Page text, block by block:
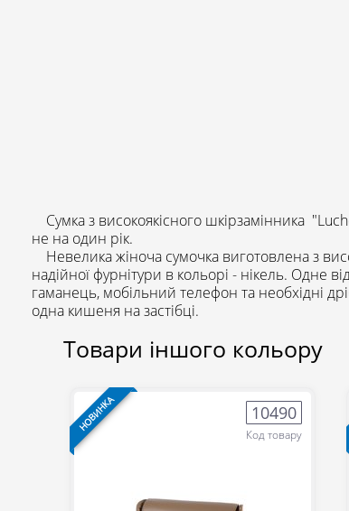
Сумка з високоякісного шкірзамінника
не на один рік.
Невелика жіноча сумочка виготовлена з
надійної фурнітури в кольорі - нікель. Одне
гаманець, мобільний телефон та необхідні
одна кишеня на застібці.
Товари іншого кольору
НОВИНКА 10490
Код товару